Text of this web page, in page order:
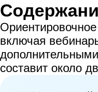
19.
20. Обеспечение
выпуске готовой
версии
21. Безопасная
включая
составит около